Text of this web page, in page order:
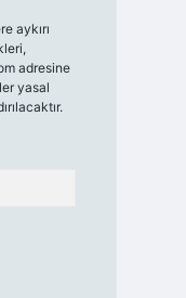
aykırı
adresine
yasal